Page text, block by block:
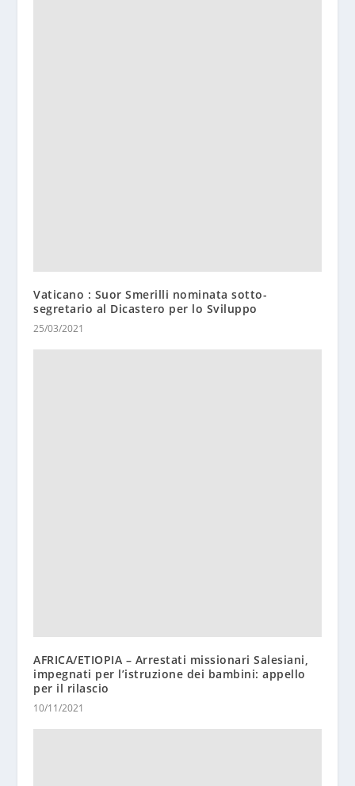
Vaticano : Suor Smerilli nominata sotto-
segretario al Dicastero per lo Sviluppo
25/03/2021
AFRICA/ETIOPIA – Arrestati missionari Salesiani,
impegnati per l’istruzione dei bambini: appello
per il rilascio
10/11/2021